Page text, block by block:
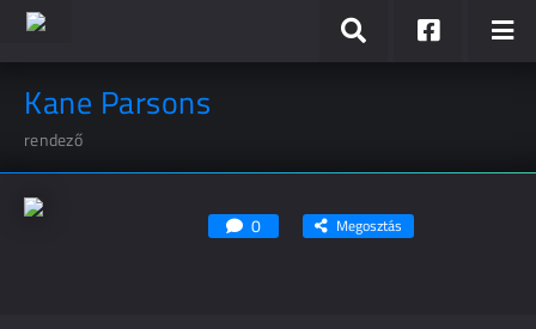
Kane Parsons
rendező
0 Megosztás